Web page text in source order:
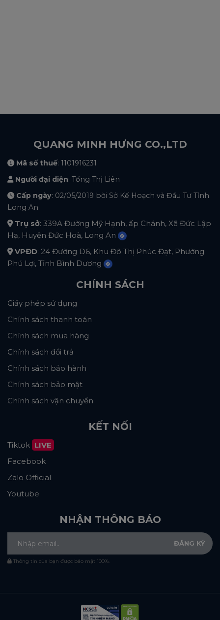
QUANG MINH HƯNG CO.,LTD
Mã số thuế: 1101916231
Người đại diện: Tống Thị Liên
Cấp ngày: 02/05/2019 bời Sở Kế Hoạch và Đầu Tư Tỉnh
Long An
Trụ sở: 339A Đường Mỹ Hạnh, ấp Chánh, Xã Đức Lập
Hạ, Huyện Đức Hoà, Long An
VPĐD: 24 Đường D6, Khu Đô Thị Phúc Đạt, Phường
Phú Lợi, Tỉnh Bình Dương
CHÍNH SÁCH
Giấy phép sử dụng
Chính sách thanh toán
Chính sách mua hàng
Chính sách đổi trả
Chính sách bảo hành
Chính sách bảo mật
Chính sách vận chuyển
KẾT NỐI
Tiktok LIVE
Facebook
Zalo Official
Youtube
NHẬN THÔNG BÁO
Thông tin của bạn được bảo mật 100%.